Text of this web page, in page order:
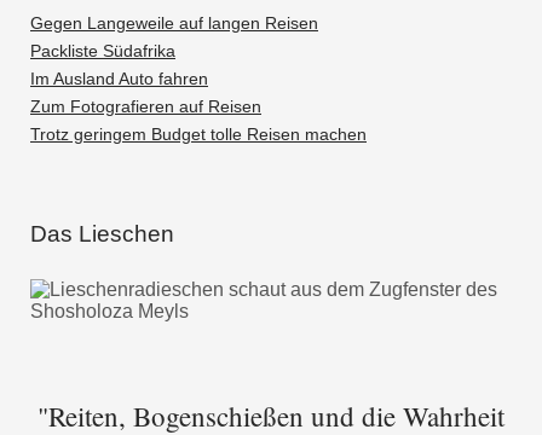
Gegen Langeweile auf langen Reisen
Packliste Südafrika
Im Ausland Auto fahren
Zum Fotografieren auf Reisen
Trotz geringem Budget tolle Reisen machen
Das Lieschen
"Reiten, Bogenschießen und die Wahrheit